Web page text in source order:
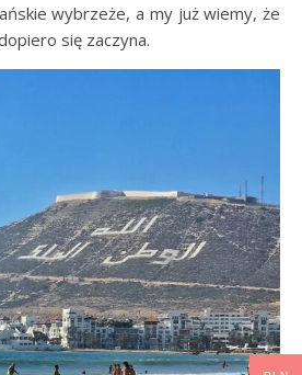
wybrzeże, a my już wiemy, że
się zaczyna.